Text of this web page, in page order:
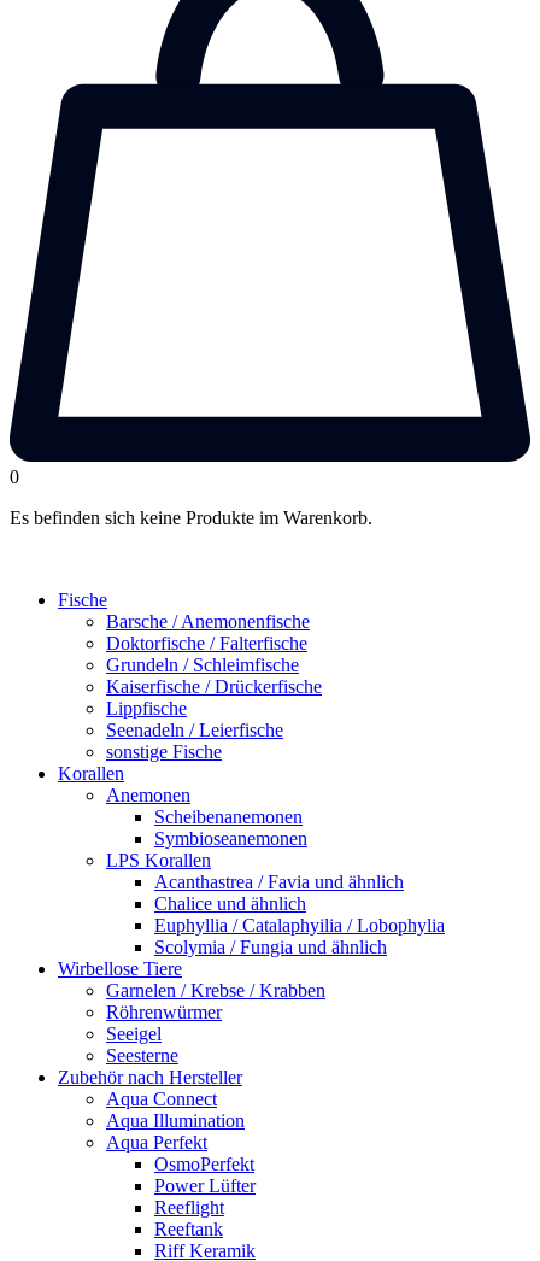
0
Es befinden sich keine Produkte im Warenkorb.
Fische
Barsche / Anemonenfische
Doktorfische / Falterfische
Grundeln / Schleimfische
Kaiserfische / Drückerfische
Lippfische
Seenadeln / Leierfische
sonstige Fische
Korallen
Anemonen
Scheibenanemonen
Symbioseanemonen
LPS Korallen
Acanthastrea / Favia und ähnlich
Chalice und ähnlich
Euphyllia / Catalaphyilia / Lobophylia
Scolymia / Fungia und ähnlich
Wirbellose Tiere
Garnelen / Krebse / Krabben
Röhrenwürmer
Seeigel
Seesterne
Zubehör nach Hersteller
Aqua Connect
Aqua Illumination
Aqua Perfekt
OsmoPerfekt
Power Lüfter
Reeflight
Reeftank
Riff Keramik